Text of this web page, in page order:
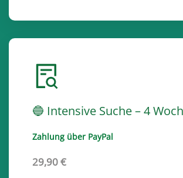
🔵 Intensive Suche – 4
Zahlung über PayPal
29,90 €